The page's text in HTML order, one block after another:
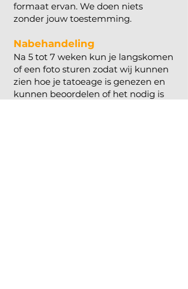
formaat ervan. We doen niets
zonder jouw toestemming.
Nabehandeling
Na 5 tot 7 weken kun je langskomen
of een foto sturen zodat wij kunnen
zien hoe je tatoeage is genezen en
kunnen beoordelen of het nodig is